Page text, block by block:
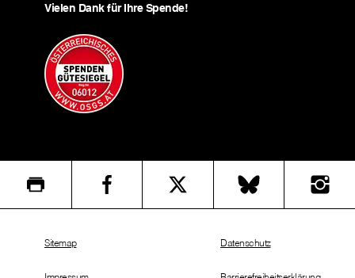
Vielen Dank für Ihre Spende!
Sitemap Datenschutz